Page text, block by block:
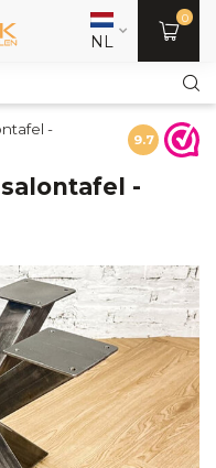
NL
0
-
9.7
-